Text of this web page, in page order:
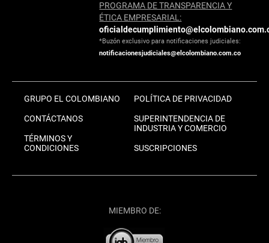
PROGRAMA DE TRANSPARENCIA Y
ÉTICA EMPRESARIAL:
*Buzón exclusivo para notificaciones judiciales:
notificacionesjudiciales@elcolombiano.com.co
GRUPO EL COLOMBIANO
CONTÁCTANOS
TÉRMINOS Y
CONDICIONES
POLÍTICA DE PRIVACIDAD
SUPERINTENDENCIA DE
INDUSTRIA Y COMERCIO
SUSCRIPCIONES
MIEMBRO DE: